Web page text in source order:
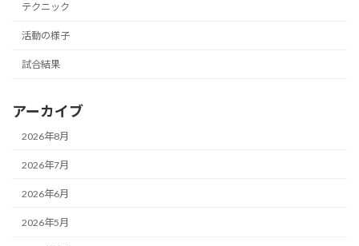
テクニック
活動の様子
試合結果
アーカイブ
2026年8月
2026年7月
2026年6月
2026年5月